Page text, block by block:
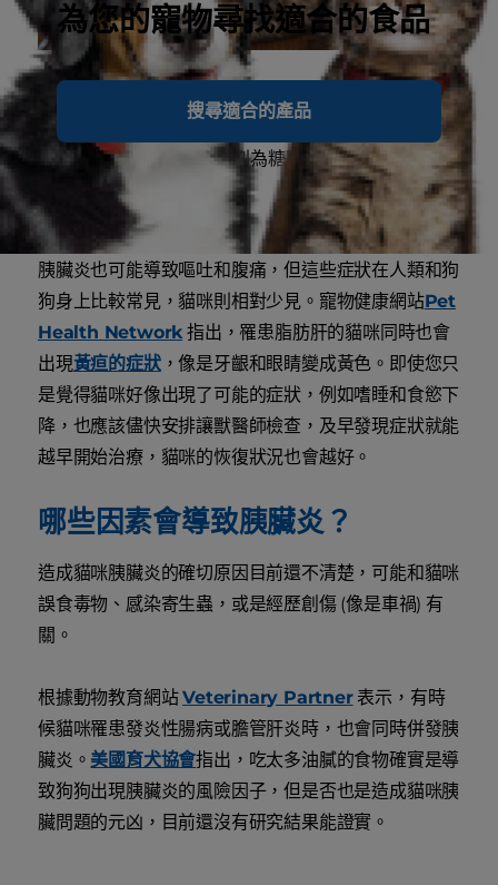
為您的寵物尋找適合的食品
搜尋適合的產品
口渴頻尿 (容易被誤判為糖尿病)
食慾差或不願進食
體重減輕
胰臟炎也可能導致嘔吐和腹痛，但這些症狀在人類和狗
狗身上比較常見，貓咪則相對少見。寵物健康網站Pet
Health Network指出，罹患脂肪肝的貓咪同時也會
出現黃疸的症狀，像是牙齦和眼睛變成黃色。即使您只
是覺得貓咪好像出現了可能的症狀，例如嗜睡和食慾下
降，也應該儘快安排讓獸醫師檢查，及早發現症狀就能
越早開始治療，貓咪的恢復狀況也會越好。
哪些因素會導致胰臟炎？
造成貓咪胰臟炎的確切原因目前還不清楚，可能和貓咪
誤食毒物、感染寄生蟲，或是經歷創傷 (像是車禍) 有
關。
根據動物教育網站Veterinary Partner表示，有時
候貓咪罹患發炎性腸病或膽管肝炎時，也會同時併發胰
臟炎。 美國育犬協會指出，吃太多油膩的食物確實是導
致狗狗出現胰臟炎的風險因子，但是否也是造成貓咪胰
臟問題的元凶，目前還沒有研究結果能證實。